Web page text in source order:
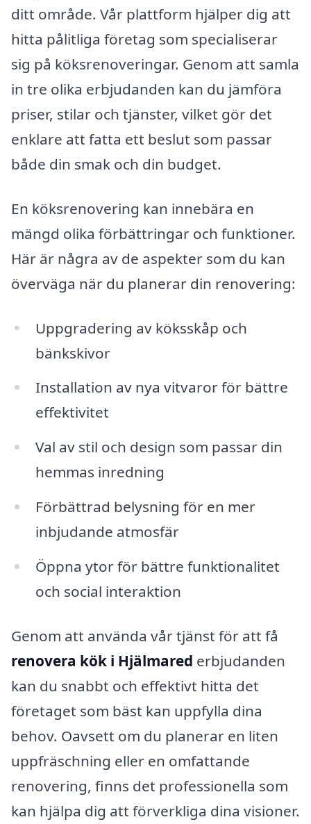
ditt område. Vår plattform hjälper dig att
hitta pålitliga företag som specialiserar
sig på köksrenoveringar. Genom att samla
in tre olika erbjudanden kan du jämföra
priser, stilar och tjänster, vilket gör det
enklare att fatta ett beslut som passar
både din smak och din budget.
En köksrenovering kan innebära en
mängd olika förbättringar och funktioner.
Här är några av de aspekter som du kan
överväga när du planerar din renovering:
Uppgradering av köksskåp och
bänkskivor
Installation av nya vitvaror för bättre
effektivitet
Val av stil och design som passar din
hemmas inredning
Förbättrad belysning för en mer
inbjudande atmosfär
Öppna ytor för bättre funktionalitet
och social interaktion
Genom att använda vår tjänst för att få
renovera kök i Hjälmared erbjudanden
kan du snabbt och effektivt hitta det
företaget som bäst kan uppfylla dina
behov. Oavsett om du planerar en liten
uppfräschning eller en omfattande
renovering, finns det professionella som
kan hjälpa dig att förverkliga dina visioner.